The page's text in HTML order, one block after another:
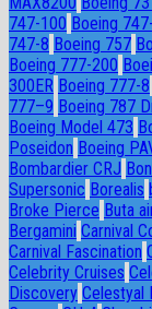
747-100 Boeing
747-8 Boeing 757
Boeing 777-200
300ER Boeing 777-8
777–9 Boeing 787
Boeing Model 473
Poseidon Boeing
Bombardier CRJ
Supersonic Borealis
Broke Pierce Buta
Bergamini Carnival
Carnival Fascination
Celebrity Cruises
Discovery Celestyal